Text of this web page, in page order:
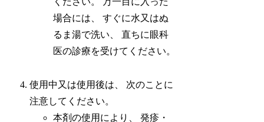
場合には、 すぐに水又はぬ
るま湯で洗い、 直ちに眼科
医の診療を受けてください。
使用中又は使用後は、 次のことに
注意してください。
本剤の使用により、 発疹・